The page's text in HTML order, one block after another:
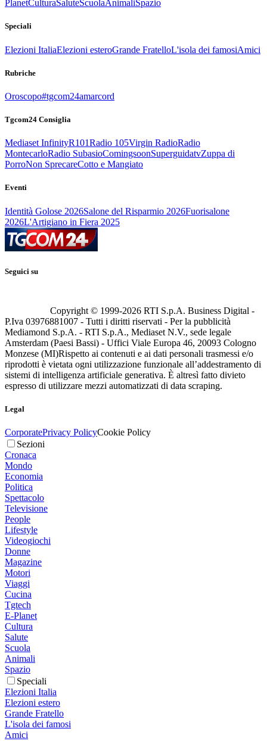
PlanetCulturaSaluteScuolaAnimaliSpazio
Speciali
Elezioni ItaliaElezioni esteroGrande FratelloL'isola dei famosiAmici
Rubriche
Oroscopo#tgcom24amarcord
Tgcom24 Consiglia
Mediaset InfinityR101Radio 105Virgin RadioRadio
MontecarloRadio SubasioComingsoonSuperguidatvZuppa di
PorroNon SprecareCotto e Mangiato
Eventi
Identità Golose 2026Salone del Risparmio 2026Fuorisalone
2026L'Artigiano in Fiera 2025
Seguici su
Copyright © 1999-2026 RTI S.p.A. Business Digital -
P.Iva 03976881007 - Tutti i diritti riservati - Per la pubblicità
Mediamond S.p.A. - RTI S.p.A., Mediaset N.V., sede legale
Amsterdam (Paesi Bassi) - Uffici Viale Europa 46, 20093 Cologno
Monzese (MI)Rispetto ai contenuti e ai dati personali trasmessi e/o
riprodotti è vietata ogni utilizzazione funzionale all’addestramento di
sistemi di intelligenza artificiale generativa. È altresì fatto divieto
espresso di utilizzare mezzi automatizzati di data scraping.
Legal
CorporatePrivacy PolicyCookie Policy
Sezioni
Cronaca
Mondo
Economia
Politica
Spettacolo
Televisione
People
Lifestyle
Videogiochi
Donne
Magazine
Motori
Viaggi
Cucina
Tgtech
E-Planet
Cultura
Salute
Scuola
Animali
Spazio
Speciali
Elezioni Italia
Elezioni estero
Grande Fratello
L'isola dei famosi
Amici